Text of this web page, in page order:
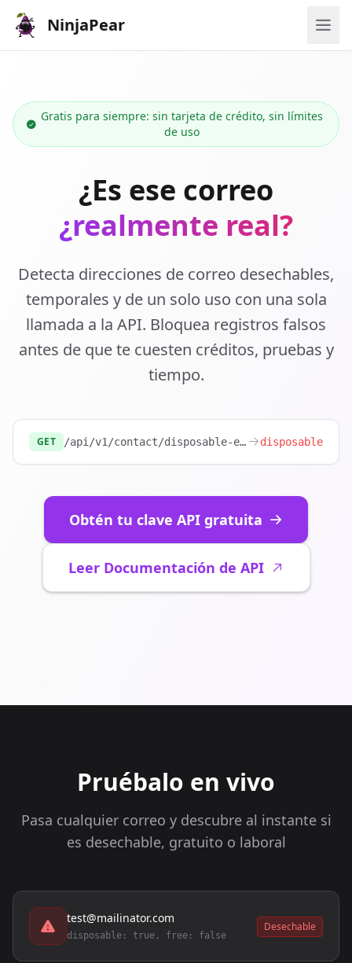
NinjaPear
Gratis para siempre: sin tarjeta de crédito, sin límites
de uso
¿Es ese correo
¿realmente real?
Detecta direcciones de correo desechables,
temporales y de un solo uso con una sola
llamada a la API. Bloquea registros falsos
antes de que te cuesten créditos, pruebas y
tiempo.
GET /api/v1/contact/disposable-email?email= disposable
Obtén tu clave API gratuita
Leer Documentación de API
Pruébalo en vivo
Pasa cualquier correo y descubre al instante si
es desechable, gratuito o laboral
test@mailinator.com
disposable: true, free: false
Desechable